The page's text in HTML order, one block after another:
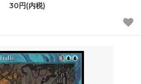
30円(内税)